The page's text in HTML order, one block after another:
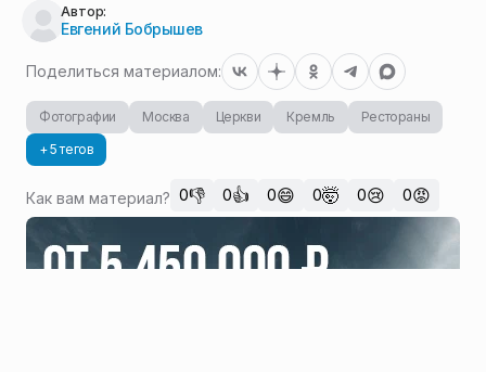
Автор:
Евгений Бобрышев
Поделиться материалом:
Фотографии Москва Церкви Кремль
Рестораны
+ 5 тегов
Как вам материал? 0👎 0👍 0😄 0🤯 0😢 0😡